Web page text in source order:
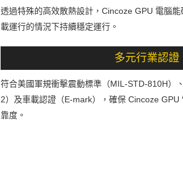
透過特殊的高效散熱設計，Cincoze GPU 電腦
載運行的情況下持續穩定運行。
多元行業認證
符合美國軍規衝擊震動標準（MIL-STD-810H）
2）及車載認證（E-mark），確保 Cincoze
靠度。